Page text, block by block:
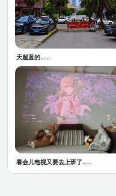
天超蓝的……
看会儿电视又要去上班了……